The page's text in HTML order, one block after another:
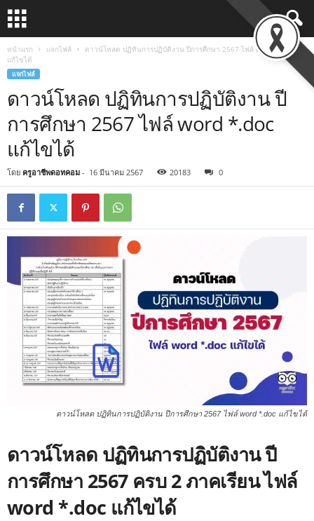
หน้าแรก แจกไฟล์
ดาวน์โหลด ปฏิทินการปฏิบัติงาน ปีการศึกษา 2567 ไฟล์ word *.doc
แก้ไขได้
แจกไฟล์
ดาวน์โหลด ปฏิทินการปฏิบัติงาน ปี
การศึกษา 2567 ไฟล์ word *.doc
แก้ไขได้
โดย ครูอาชีพดอทคอม - 16 มีนาคม 2567 20183 0
ดาวน์โหลด ปฏิทินการปฏิบัติงาน ปีการศึกษา 2567 ไฟล์ word *.doc แก้ไขได้
ดาวน์โหลด ปฏิทินการปฏิบัติงาน ปี
การศึกษา 2567 ครบ 2 ภาคเรียน ไฟล์
word *.doc แก้ไขได้